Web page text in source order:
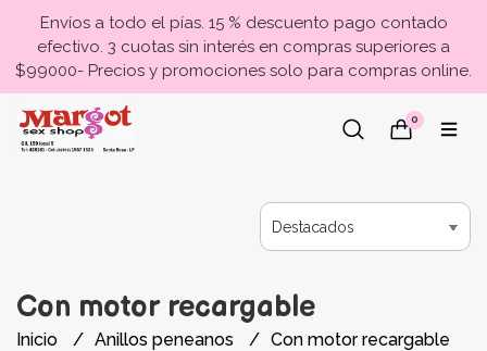
Envíos a todo el pías. 15 % descuento pago contado
efectivo. 3 cuotas sin interés en compras superiores a
$99000- Precios y promociones solo para compras online.
0
Con motor recargable
Inicio Anillos peneanos Con motor recargable